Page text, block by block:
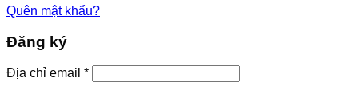
Quên mật khẩu?
Đăng ký
Địa chỉ email *Bắt
buộc